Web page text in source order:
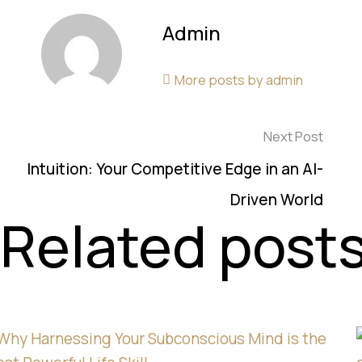
Admin
More posts by admin
Next Post
Intuition: Your Competitive Edge in an AI-
Driven World
Related